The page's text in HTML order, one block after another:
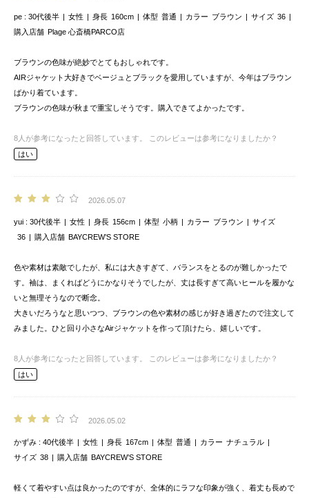
pe 30代後半 女性 身長 160cm 体型 普通 カラー ブラウン サイズ 36
購入店舗 Plage 心斎橋PARCO店
ブラウンの色味が絶妙でとてもおしゃれです。
AIRジャケット大好きでベージュとブラックを愛用していますが、今年はブラウン
ばかり着ています。
ブラウンの色味が秋まで重宝しそうです。購入できてよかったです。
8 人が参考になったと回答しています。
このレビューは参考になりましたか？
はい
2026.05.07
yui 30代後半 女性 身長 156cm 体型 小柄 カラー ブラウン
サイズ
36
購入店舗 BAYCREW’S STORE
色や素材は素敵でしたが、私には大きすぎて、バランスをとるのが難しかったで
す。袖は、まくればどうにかなりそうでしたが、丈は長すぎて高いヒールを履かな
いと無理そうなので断念。
大きいだろうなと思いつつ、ブラウンの色や素材の感じが好き過ぎたので注文して
みました。ひと回り小さなAirジャケットを作って頂けたら、嬉しいです。
8 人が参考になったと回答しています。
このレビューは参考になりましたか？
はい
2026.05.02
かずみ 40代後半 女性 身長 167cm 体型 普通 カラー ナチュラル
サイズ 38 購入店舗 BAYCREW’S STORE
軽くて着やすい点は良かったのですが、全体的にラフな印象が強く、着丈も長めで